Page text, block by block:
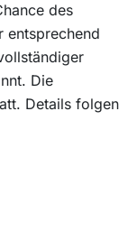
des
entsprechend
Die
Details folgen